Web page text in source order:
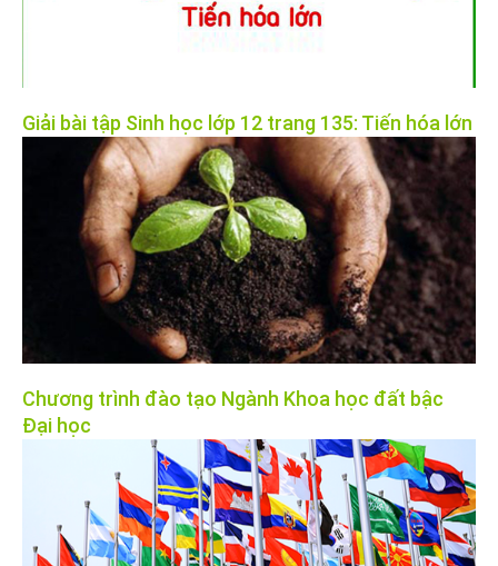
Giải bài tập Sinh học lớp 12 trang 135: Tiến hóa lớn
Chương trình đào tạo Ngành Khoa học đất bậc
Đại học